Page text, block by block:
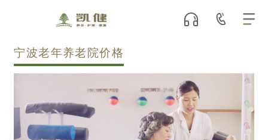
宁波老年养老院价格